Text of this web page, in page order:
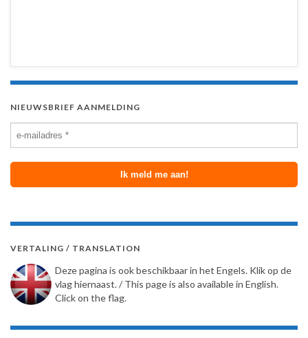
NIEUWSBRIEF AANMELDING
VERTALING / TRANSLATION
Deze pagina is ook beschikbaar in het Engels. Klik op de
vlag hiernaast. / This page is also available in English.
Click on the flag.